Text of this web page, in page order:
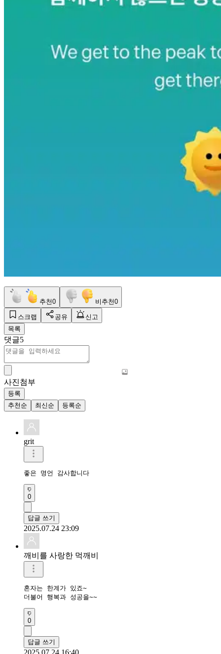
추천0 비추천0
스크랩 공유
신고
목록
댓글5
사진첨부
등록
추천순
최신순 등록순
grit
좋은 명언 감사합니다
0
답글 쓰기
2025.07.24 23:09
깨비를 사랑한 먹깨비
혼자는 한계가 있죠~
더불어 행복과 성공을~~
0
답글 쓰기
2025.07.24 16:40